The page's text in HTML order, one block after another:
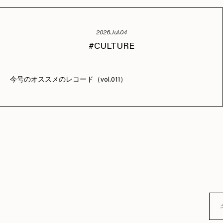
2026.Jul.04
CULTURE
今号のオススメのレコード（vol.011）